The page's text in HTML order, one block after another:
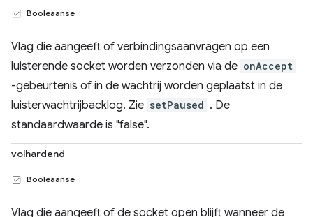
Booleaanse
Vlag die aangeeft of verbindingsaanvragen op een
luisterende socket worden verzonden via de onAccept
-gebeurtenis of in de wachtrij worden geplaatst in de
luisterwachtrijbacklog. Zie setPaused . De
standaardwaarde is "false".
volhardend
Booleaanse
Vlag die aangeeft of de socket open blijft wanneer de